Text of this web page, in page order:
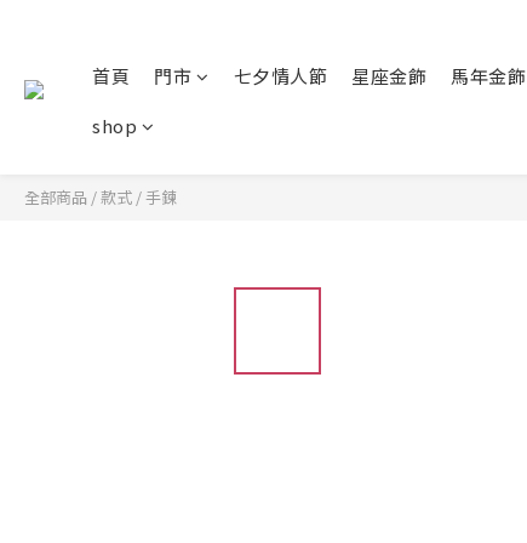
首頁 門市 七夕情人節 星座金飾 馬年金飾
shop
全部商品 /款式 /手鍊